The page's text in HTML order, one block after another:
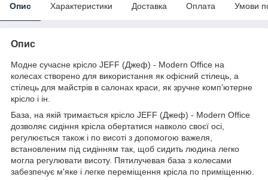
Опис Характеристики Доставка Оплата Умови
Опис
Модне сучасне крісло JEFF (Джеф) - Modern Office на
колесах створено для використання як офісний стілець, а
стілець для майстрів в салонах краси, як зручне комп'ютерне
крісло і ін.
База, на якій тримається крісло JEFF (Джеф) - Modern Office
дозволяє сидіння крісла обертатися навколо своєї осі,
регулюється також і по висоті з допомогою важеля,
встановленим під сидінням так, щоб сидить людина легко
могла регулювати висоту. Пятилучевая база з колесами
забезпечує м'яке і легке переміщення крісла по приміщенню.